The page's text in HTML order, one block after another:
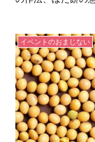
イベントのおまじない